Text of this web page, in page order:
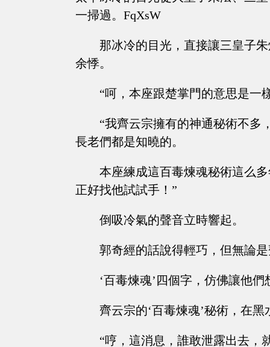
一掃過。FqXsW
那冰冷的目光，直接讓三皇子
余悸。
“呵，本座跟楚掌門的意思是一
“我齊云宗擁有的神通秘術不多
長老們都是知曉的。
本座練成這百毒煉魂秘術這么
正好找他試試手！”
倒吸冷氣的聲音立時響起。
郭奇經的話說得輕巧，但無論
‘百毒煉魂’四個字，仿佛讓他
齊云宗的‘百毒煉魂’秘術，在
“哼，這消息，誰敢泄露出去，